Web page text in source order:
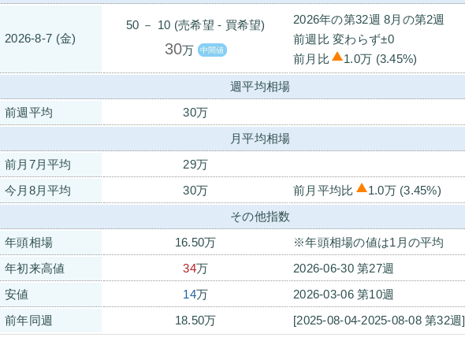
2026-8-7 (金)
50 － 10 (売希望 - 買希望)
30万 中間値
2026年の第32週 8月の第2週
前週比 変わらず±0
前月比
1.0万 (3.45%)
週平均相場
前週平均
30万
月平均相場
前月7月平均
29万
今月8月平均
30万 前月平均比
1.0万 (3.45%)
その他指数
年頭相場
16.50万
※年頭相場の値は1月の平均
年初来高値
34万
2026-06-30 第27週
安値
14万
2026-03-06 第10週
前年同週
18.50万 [2025-08-04-2025-08-08 第32週]